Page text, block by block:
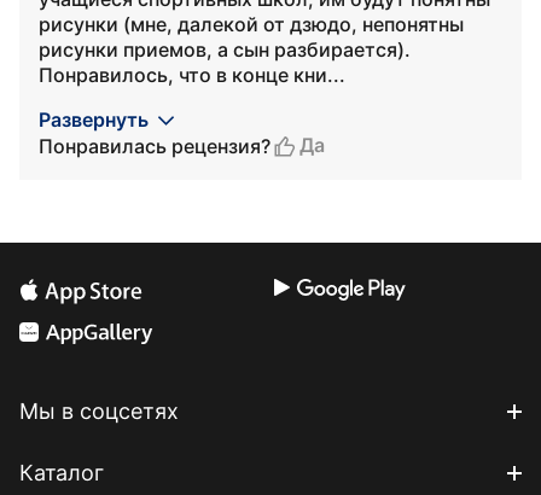
рисунки (мне, далекой от дзюдо, непонятны
рисунки приемов, а сын разбирается).
Понравилось, что в конце кни...
Развернуть
Понравилась рецензия?
Да
Мы в соцсетях
Каталог